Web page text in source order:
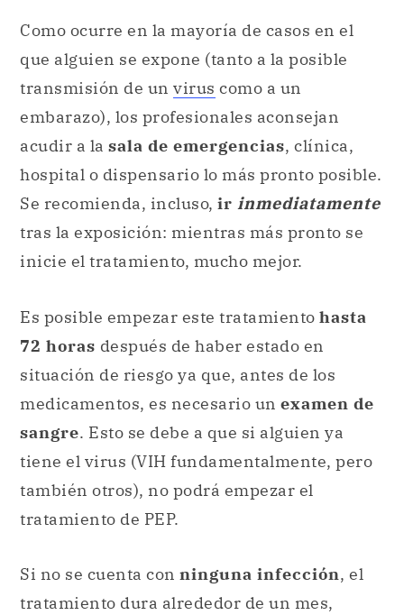
Como ocurre en la mayoría de casos en el
que alguien se expone (tanto a la posible
transmisión de un virus como a un
embarazo), los profesionales aconsejan
acudir a la sala de emergencias, clínica,
hospital o dispensario lo más pronto posible.
Se recomienda, incluso, ir inmediatamente
tras la exposición: mientras más pronto se
inicie el tratamiento, mucho mejor.
Es posible empezar este tratamiento hasta
72 horas después de haber estado en
situación de riesgo ya que, antes de los
medicamentos, es necesario un examen de
sangre. Esto se debe a que si alguien ya
tiene el virus (VIH fundamentalmente, pero
también otros), no podrá empezar el
tratamiento de PEP.
Si no se cuenta con ninguna infección, el
tratamiento dura alrededor de un mes,